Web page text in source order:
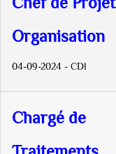
Organisation
04-09-2024 - CDI
Chargé de